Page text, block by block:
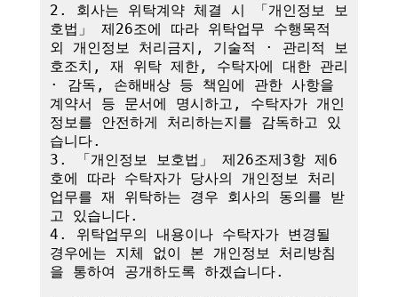
2. 회사는 위탁계약 체결 시 「개인정보 보
호법」 제26조에 따라 위탁업무 수행목적
외 개인정보 처리금지, 기술적 · 관리적 보
호조치, 재 위탁 제한, 수탁자에 대한 관리
· 감독, 손해배상 등 책임에 관한 사항을
계약서 등 문서에 명시하고, 수탁자가 개인
정보를 안전하게 처리하는지를 감독하고 있
습니다.
3. 「개인정보 보호법」 제26조제3항 제6
호에 따라 수탁자가 당사의 개인정보 처리
업무를 재 위탁하는 경우 회사의 동의를 받
고 있습니다.
4. 위탁업무의 내용이나 수탁자가 변경될
경우에는 지체 없이 본 개인정보 처리방침
을 통하여 공개하도록 하겠습니다.